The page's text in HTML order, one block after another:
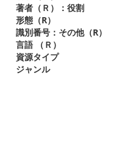
著者（Ｒ）：役割
形態（R）
識別番号：その他（R）
言語 （Ｒ）
資源タイプ
ジャンル